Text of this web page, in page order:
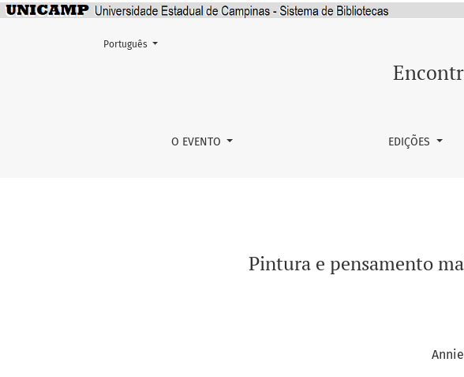
Pintura e pensamento matemático na obra de Piero Della
O EVENTO EDIÇÕES
Mudar o idioma. O atual é:
Português
Pintura e pensamento